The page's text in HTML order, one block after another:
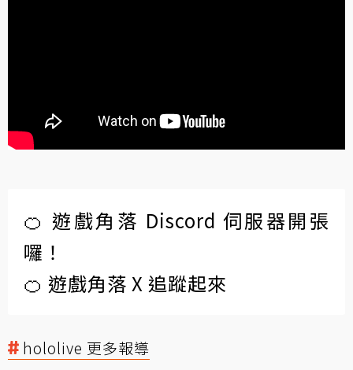
🍊 遊戲角落 Discord 伺服器開張
囉！
🍊 遊戲角落 X 追蹤起來
hololive 更多報導